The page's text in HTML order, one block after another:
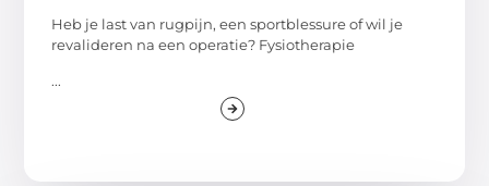
Heb je last van rugpijn, een sportblessure of wil je
revalideren na een operatie? Fysiotherapie
...